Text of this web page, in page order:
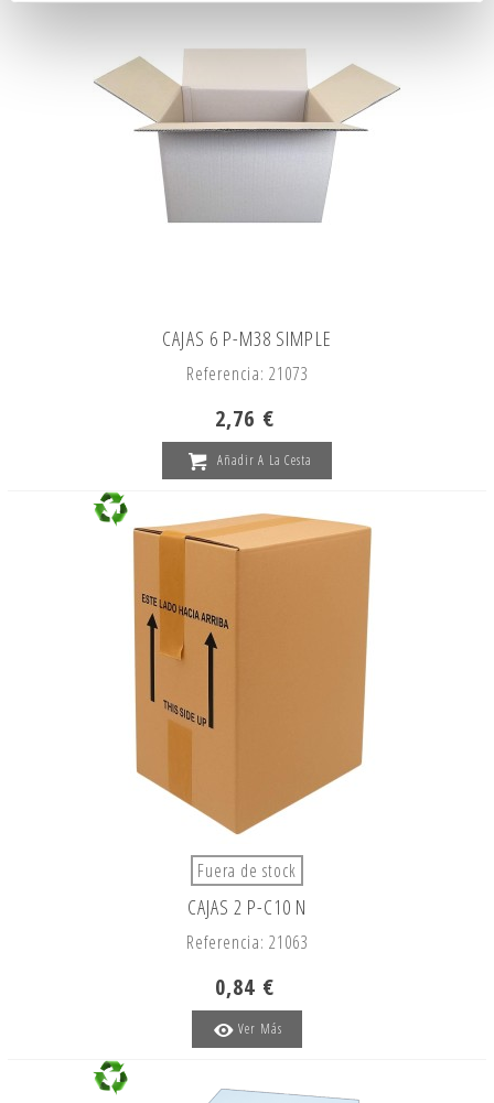
CAJAS 6 P-M38 SIMPLE
Referencia: 21073
2,76 €
Añadir A La Cesta
Fuera de stock
CAJAS 2 P-C10 N
Referencia: 21063
0,84 €
Ver Más